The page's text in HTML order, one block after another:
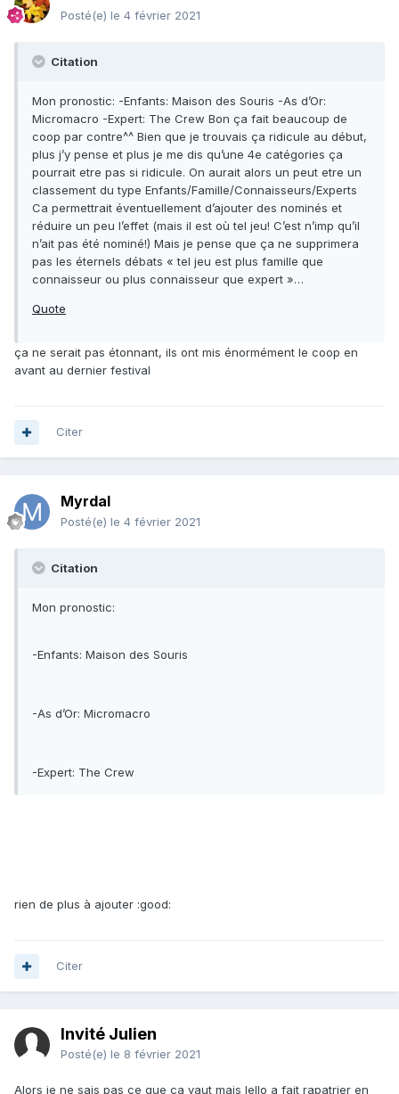
Posté(e) le 4 février 2021
Citation
Mon pronostic: -Enfants: Maison des Souris -As d’Or:
Micromacro -Expert: The Crew Bon ça fait beaucoup de
coop par contre^^ Bien que je trouvais ça ridicule au début,
plus j’y pense et plus je me dis qu’une 4e catégories ça
pourrait etre pas si ridicule. On aurait alors un peut etre un
classement du type Enfants/Famille/Connaisseurs/Experts
Ca permettrait éventuellement d’ajouter des nominés et
réduire un peu l’effet (mais il est où tel jeu! C’est n’imp qu’il
n’ait pas été nominé!) Mais je pense que ça ne supprimera
pas les éternels débats « tel jeu est plus famille que
connaisseur ou plus connaisseur que expert »…
Quote
ça ne serait pas étonnant, ils ont mis énormément le coop en
avant au dernier festival
Citer
Myrdal
Posté(e) le 4 février 2021
Citation
Mon pronostic:
-Enfants: Maison des Souris
-As d’Or: Micromacro
-Expert: The Crew
rien de plus à ajouter :good:
Citer
Invité Julien
Posté(e) le 8 février 2021
Alors je ne sais pas ce que ça vaut mais Iello a fait rapatrier en